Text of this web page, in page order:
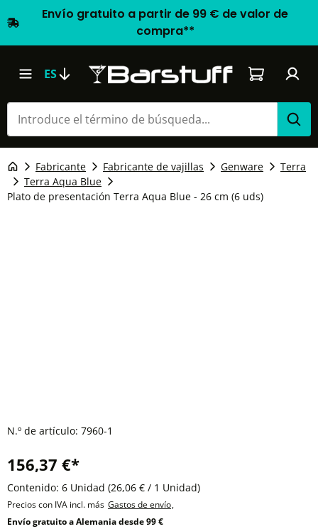
Envío gratuito a partir de 99 € de valor de
compra**
ES El carrito
Fabricante Fabricante de vajillas Genware
Terra
Terra Aqua Blue
Plato de presentación Terra Aqua Blue - 26 cm (6 uds)
N.º de artículo: 7960-1
156,37 €*
Contenido: 6 Unidad (26,06 € / 1 Unidad)
Precios con IVA incl. más Gastos de envío,
Envío gratuito a Alemania desde 99 €